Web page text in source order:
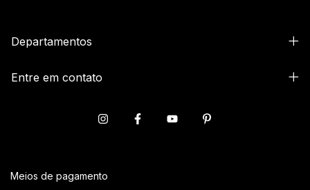
Departamentos
Entre em contato
Meios de pagamento